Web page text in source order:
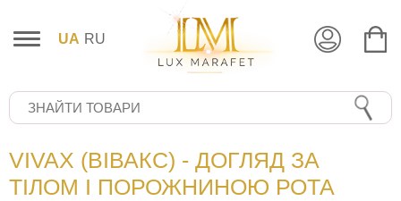
UA RU
VIVAX (ВІВАКС) - ДОГЛЯД ЗА
ТІЛОМ І ПОРОЖНИНОЮ РОТА